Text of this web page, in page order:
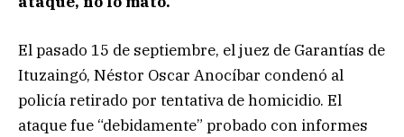
El pasado 15 de septiembre, el juez de Garantías de
Ituzaingó, Néstor Oscar Anocíbar condenó al
policía retirado por tentativa de homicidio. El
ataque fue “debidamente” probado con informes